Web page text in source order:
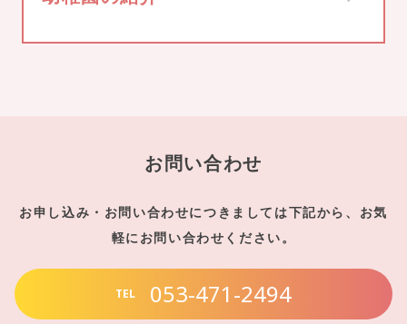
お問い合わせ
お申し込み・お問い合わせにつきましては下記から、お気
軽にお問い合わせください。
TEL 053-471-2494